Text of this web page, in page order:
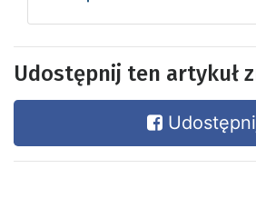
Udostępnij ten artykuł